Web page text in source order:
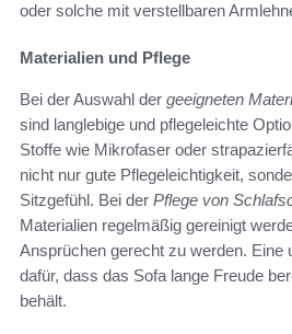
oder solche mit verstellbaren
Materialien und Pflege
Bei der Auswahl der geeigneten
sind langlebige und pflegeleichte
Stoffe wie Mikrofaser oder
nicht nur gute Pflegeleichtigkeit,
Sitzgefühl. Bei der Pflege von
Materialien regelmäßig gereinigt
Ansprüchen gerecht zu werden. Eine
dafür, dass das Sofa lange Freude
behält.